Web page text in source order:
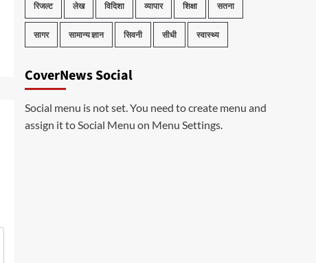
रिजल्ट लेख विदिशा व्यापार शिक्षा सतना
सागर सामान्य ज्ञान सिवनी सीधी स्वास्थ्य
CoverNews Social
Social menu is not set. You need to create menu and
assign it to Social Menu on Menu Settings.